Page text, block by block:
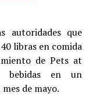
autoridades que
libras en comida
de Pets at
bebidas en un
de mayo.